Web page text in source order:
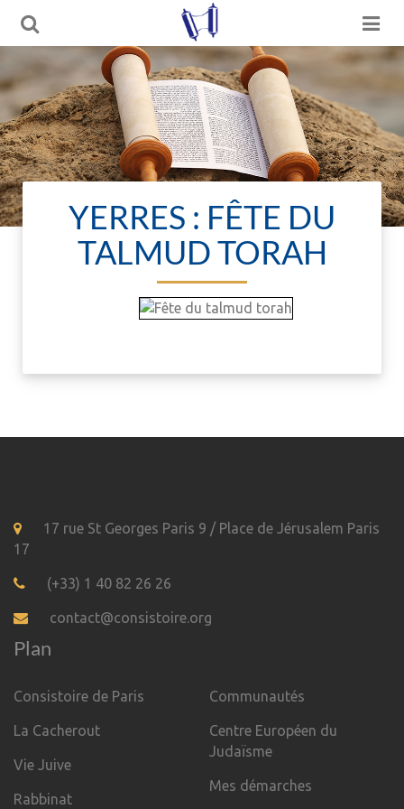
YERRES : FÊTE DU
TALMUD TORAH
17 rue St Georges Paris 9 / Place de Jérusalem Paris
17
(+33) 1 40 82 26 26
contact@consistoire.org
Plan
Consistoire de Paris
La Cacherout
Vie Juive
Rabbinat
Communautés
Centre Européen du
Judaïsme
Mes démarches